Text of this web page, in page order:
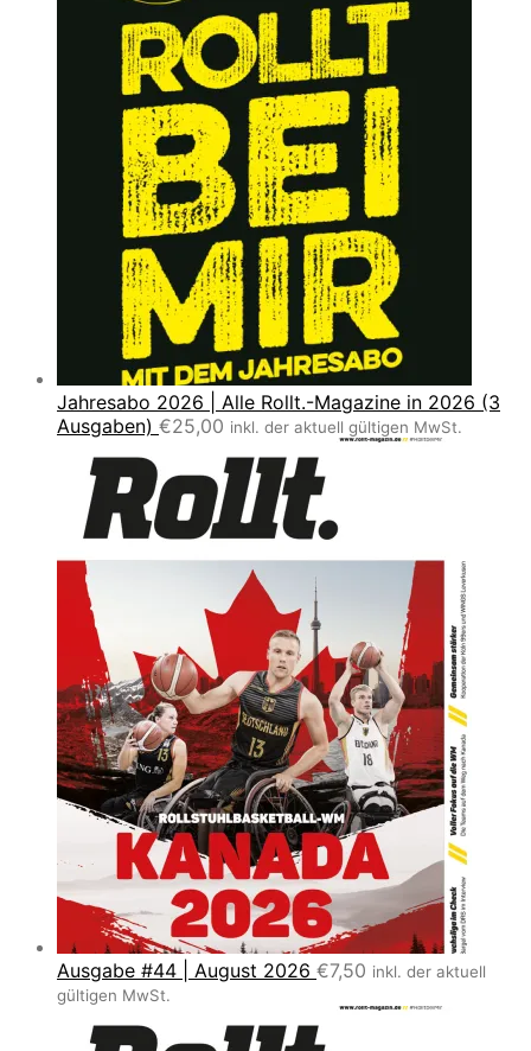
Jahresabo 2026 | Alle Rollt.-Magazine in 2026 (3
Ausgaben) €25,00 inkl. der aktuell gültigen MwSt.
Ausgabe #44 | August 2026 €7,50 inkl. der aktuell
gültigen MwSt.